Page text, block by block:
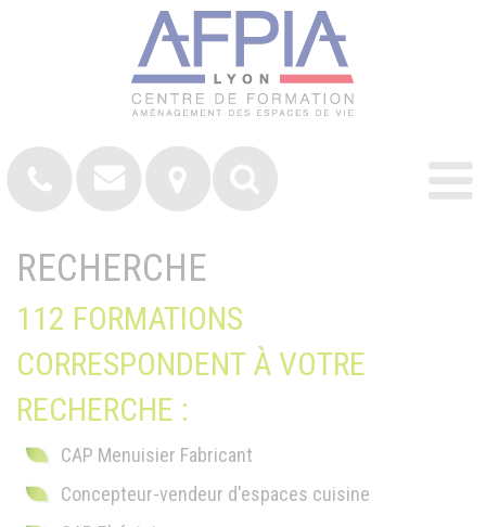
RECHERCHE
112 FORMATIONS
CORRESPONDENT À VOTRE
RECHERCHE :
CAP Menuisier Fabricant
Concepteur-vendeur d'espaces cuisine